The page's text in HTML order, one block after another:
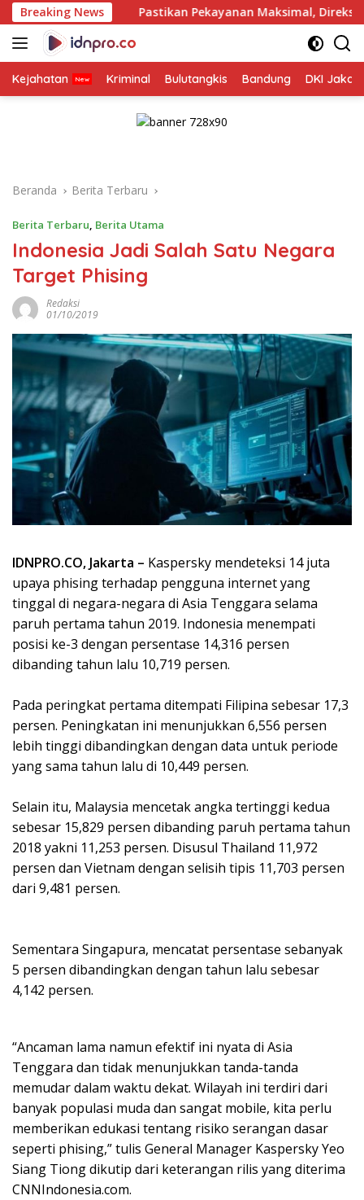
Langsung
ke
konten
Breaking News
Pastikan Pekayanan Maksimal, Direksi Jasa Raharja
Kejahatan Kriminal Bulutangkis Bandung DKI
Beranda Berita Terbaru
Berita Terbaru, Berita Utama
Indonesia Jadi Salah Satu Negara
Target Phising
Redaksi
01/10/2019
IDNPRO.CO, Jakarta – Kaspersky mendeteksi 14 juta
upaya phising terhadap pengguna internet yang
tinggal di negara-negara di Asia Tenggara selama
paruh pertama tahun 2019. Indonesia menempati
posisi ke-3 dengan persentase 14,316 persen
dibanding tahun lalu 10,719 persen.
Pada peringkat pertama ditempati Filipina sebesar 17,3
persen. Peningkatan ini menunjukkan 6,556 persen
lebih tinggi dibandingkan dengan data untuk periode
yang sama tahun lalu di 10,449 persen.
Selain itu, Malaysia mencetak angka tertinggi kedua
sebesar 15,829 persen dibanding paruh pertama tahun
2018 yakni 11,253 persen. Disusul Thailand 11,972
persen dan Vietnam dengan selisih tipis 11,703 persen
dari 9,481 persen.
Sementara Singapura, mencatat persentase sebanyak
5 persen dibandingkan dengan tahun lalu sebesar
4,142 persen.
“Ancaman lama namun efektif ini nyata di Asia
Tenggara dan tidak menunjukkan tanda-tanda
memudar dalam waktu dekat. Wilayah ini terdiri dari
banyak populasi muda dan sangat mobile, kita perlu
memberikan edukasi tentang risiko serangan dasar
seperti phising,” tulis General Manager Kaspersky Yeo
Siang Tiong dikutip dari keterangan rilis yang diterima
CNNIndonesia.com.